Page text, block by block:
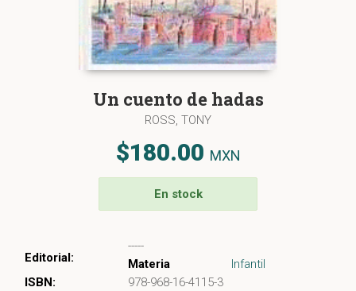
Un cuento de hadas
ROSS, TONY
$180.00 MXN
En stock
Editorial:
-----
Materia
Infantil
ISBN:
978-968-16-4115-3